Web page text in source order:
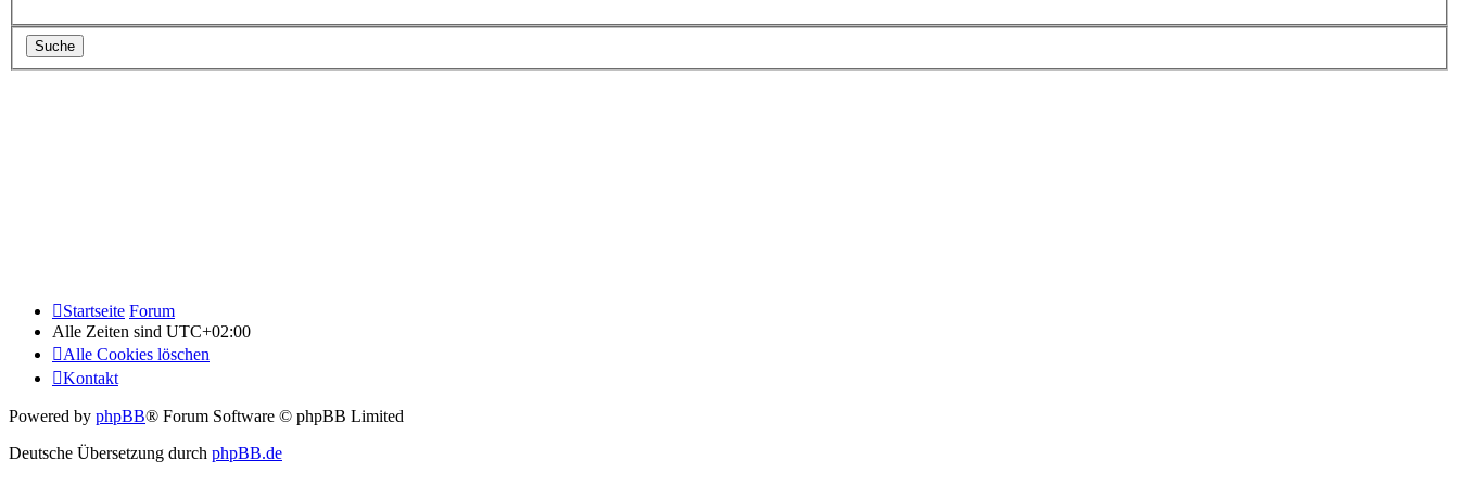
Startseite Forum
Alle Zeiten sind UTC+02:00
Alle Cookies löschen
Kontakt
Powered by phpBB® Forum Software © phpBB Limited
Deutsche Übersetzung durch phpBB.de